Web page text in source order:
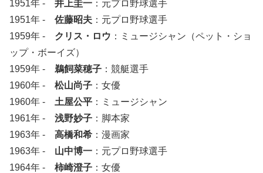
1951年 - 井上圭一 ：元プロ野球選手
1951年 - 佐藤昭夫 ：元プロ野球選手
1959年 - クリス・ロウ ：ミュージシャン（ペット・ショ
ップ・ボーイズ）
1959年 - 鵜飼菜穂子 ：競艇選手
1960年 - 松山尚子 ：女優
1960年 - 土屋公平 ：ミュージシャン
1961年 - 浅野妙子 ：脚本家
1963年 - 高橋和希 ：漫画家
1963年 - 山中博一 ：元プロ野球選手
1964年 - 柿崎澄子 ：女優